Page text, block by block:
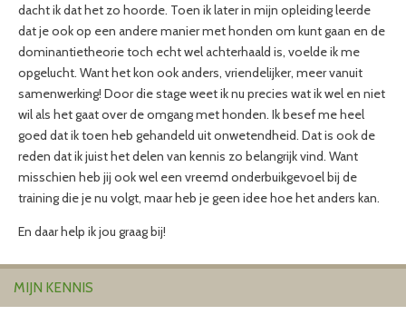
dacht ik dat het zo hoorde. Toen ik later in mijn opleiding leerde
dat je ook op een andere manier met honden om kunt gaan en de
dominantietheorie toch echt wel achterhaald is, voelde ik me
opgelucht. Want het kon ook anders, vriendelijker, meer vanuit
samenwerking! Door die stage weet ik nu precies wat ik wel en niet
wil als het gaat over de omgang met honden. Ik besef me heel
goed dat ik toen heb gehandeld uit onwetendheid. Dat is ook de
reden dat ik juist het delen van kennis zo belangrijk vind. Want
misschien heb jij ook wel een vreemd onderbuikgevoel bij de
training die je nu volgt, maar heb je geen idee hoe het anders kan.
En daar help ik jou graag bij!
MIJN KENNIS